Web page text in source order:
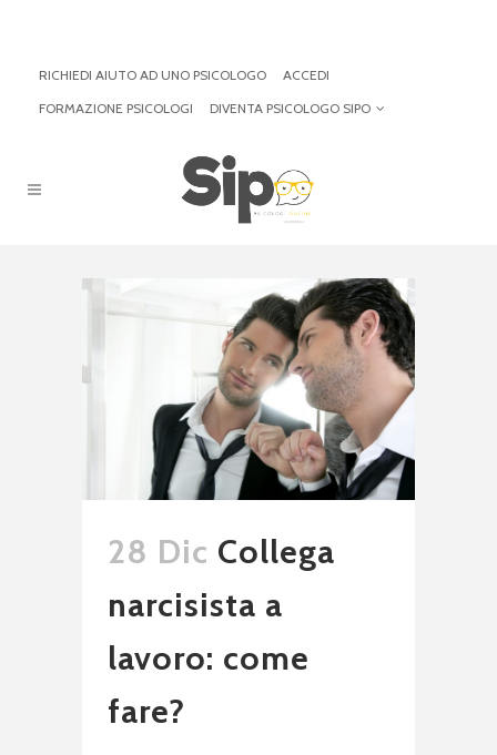
RICHIEDI AIUTO AD UNO PSICOLOGO
ACCEDI
FORMAZIONE PSICOLOGI
DIVENTA PSICOLOGO SIPO
28 Dic Collega
narcisista a
lavoro: come
fare?